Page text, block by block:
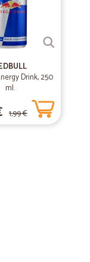
Drink, 250
ml.
1,99 €